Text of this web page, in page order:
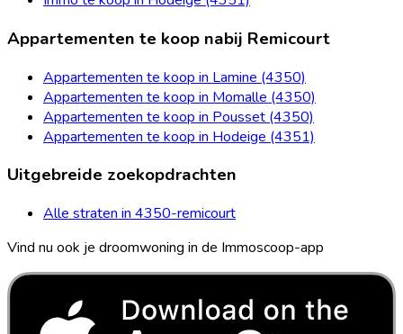
Appartementen te koop nabij Remicourt
Appartementen te koop in Lamine (4350)
Appartementen te koop in Momalle (4350)
Appartementen te koop in Pousset (4350)
Appartementen te koop in Hodeige (4351)
Uitgebreide zoekopdrachten
Alle straten in 4350-remicourt
Vind nu ook je droomwoning in de Immoscoop-app